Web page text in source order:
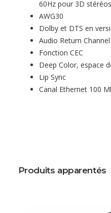
60Hz pour 3D
AWG30
Dolby et DTS en
Audio Return
Fonction CEC
Deep Color, espace
Lip Sync
Canal Ethernet 100
Produits apparentés